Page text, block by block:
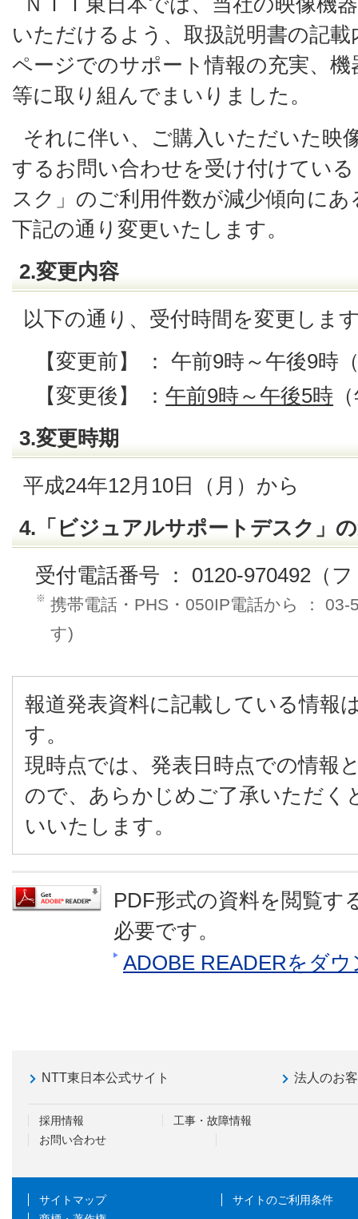
いただけるよう、取扱説明書の記
ページでのサポート情報の充実、
等に取り組んでまいりました。
それに伴い、ご購入いただいた映
するお問い合わせを受け付けてい
スク」のご利用件数が減少傾向に
下記の通り変更いたします。
2.変更内容
以下の通り、受付時間を変更しま
【変更前】 ： 午前9時～午後9時
【変更後】 ：午前9時～午後5時
3.変更時期
平成24年12月10日（月）から
4.「ビジュアルサポートデスク」
受付電話番号 ： 0120-970492（
※ 携帯電話・PHS・050IP電話から ：
す)
報道発表資料に記載している情報
す。
現時点では、発表日時点での情報
ので、あらかじめご了承いただく
いいたします。
PDF形式の資料を閲覧す
必要です。
ADOBE READERをダ
NTT東日本公式サイト 法人のお
採用情報
工事・故障情報
お問い合わせ
サイトマップ
サイトのご利用条件